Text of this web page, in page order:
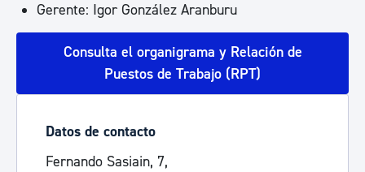
Gerente: Igor González Aranburu
Consulta el organigrama y Relación de
Puestos de Trabajo (RPT)
Datos de contacto
Fernando Sasiain, 7,